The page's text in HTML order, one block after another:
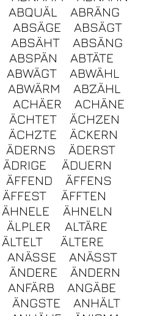
ABQUÄL
ABRÄNG
ABSÄGE
ABSÄGT
ABSÄHT
ABSÄNG
ABSPÄN
ABTÄTE
ABWÄGT
ABWÄHL
ABWÄRM
ABZÄHL
ACHÄER
ACHÄNE
ÄCHTET
ÄCHZEN
ÄCHZTE
ÄCKERN
ÄDERNS
ÄDERST
ÄDRIGE
ÄDUERN
ÄFFEND
ÄFFENS
ÄFFEST
ÄFFTEN
ÄHNELE
ÄHNELN
ÄLPLER
ALTÄRE
ÄLTELT
ÄLTERE
ANÄSSE
ANÄSST
ÄNDERE
ÄNDERN
ANFÄRB
ANGÄBE
ÄNGSTE
ANHÄLT